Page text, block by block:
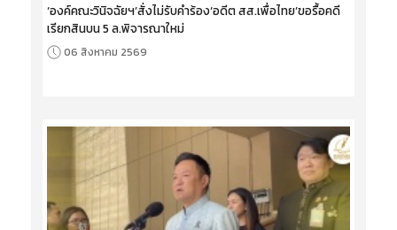
‘องค์คณะวินิจฉัยฯ’สั่งไม่รับคำร้อง‘อดีต สส.เพื่อไทย’ขอรื้อคดี
เรียกสินบน 5 ล.พิจารณาใหม่
06 สิงหาคม 2569